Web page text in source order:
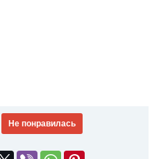
Не понравилась